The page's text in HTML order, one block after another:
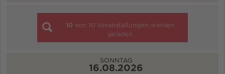
10 von 10 Veranstaltungen werden
geladen
SONNTAG
16.08.2026